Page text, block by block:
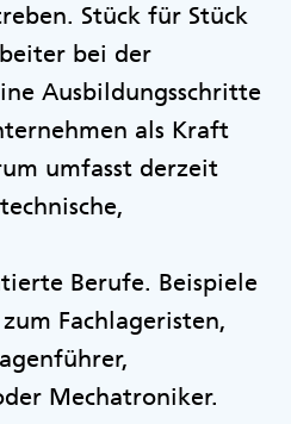
Stück für Stück
bei der
Ausbildungsschritte
als Kraft
umfasst derzeit
Berufe. Beispiele
Fachlageristen,
Mechatroniker.